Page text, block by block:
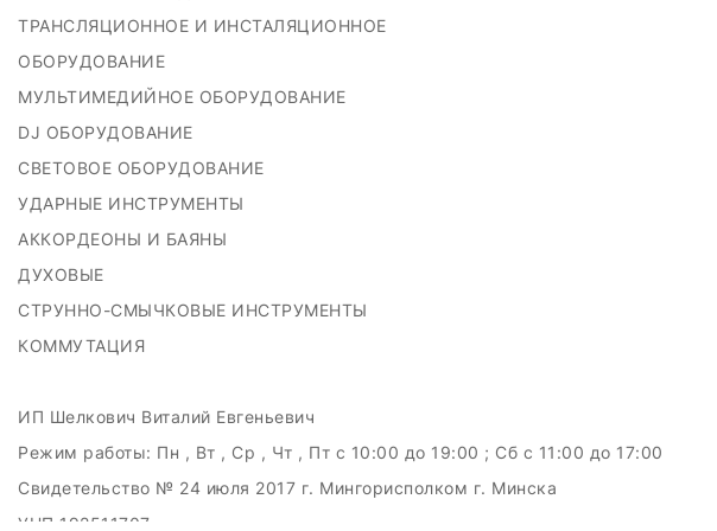
ТРАНСЛЯЦИОННОЕ И ИНСТАЛЯЦИОННОЕ
ОБОРУДОВАНИЕ
МУЛЬТИМЕДИЙНОЕ ОБОРУДОВАНИЕ
DJ ОБОРУДОВАНИЕ
СВЕТОВОЕ ОБОРУДОВАНИЕ
УДАРНЫЕ ИНСТРУМЕНТЫ
АККОРДЕОНЫ И БАЯНЫ
ДУХОВЫЕ
СТРУННО-СМЫЧКОВЫЕ ИНСТРУМЕНТЫ
КОММУТАЦИЯ
ИП Шелкович Виталий Евгеньевич
Режим работы: Пн , Вт , Ср , Чт , Пт c 10:00 до 19:00 ; Сб c 11:00 до 17:00
Свидетельство № 24 июля 2017 г. Мингорисполком г. Минска
УНП 192511707